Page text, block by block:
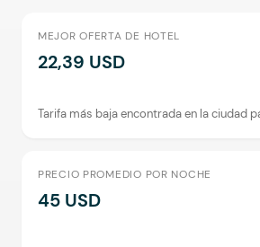
MEJOR OFERTA DE HOTEL
22,39 USD
Tarifa más baja encontrada en la ciudad
PRECIO PROMEDIO POR NOCHE
45 USD